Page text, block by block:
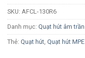
SKU: AFCL-130R6
Danh mục: Quạt hút âm trần
Thẻ: Quạt hút, Quạt hút MPE